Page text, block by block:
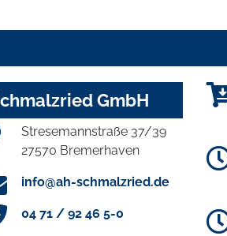
GmbH
Stresemannstraße 37/39
27570 Bremerhaven
info@ah-schmalzried.de
04 71 / 92 46 5-0